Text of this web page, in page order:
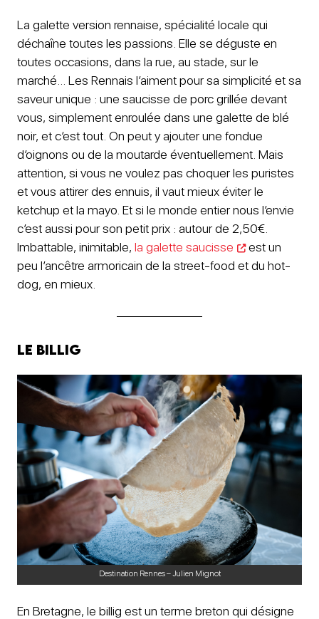
La galette version rennaise, spécialité locale qui
déchaîne toutes les passions. Elle se déguste en
toutes occasions, dans la rue, au stade, sur le
marché… Les Rennais l’aiment pour sa simplicité et sa
saveur unique : une saucisse de porc grillée devant
vous, simplement enroulée dans une galette de blé
noir, et c’est tout. On peut y ajouter une fondue
d’oignons ou de la moutarde éventuellement. Mais
attention, si vous ne voulez pas choquer les puristes
et vous attirer des ennuis, il vaut mieux éviter le
ketchup et la mayo. Et si le monde entier nous l’envie
c’est aussi pour son petit prix : autour de 2,50€.
Imbattable, inimitable, la galette saucisse
est un
peu l’ancêtre armoricain de la street-food et du hot-
dog, en mieux.
Le billig
Destination Rennes – Julien Mignot
En Bretagne, le billig est un terme breton qui désigne